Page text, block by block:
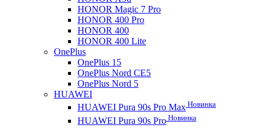
HONOR Magic 7 Pro
HONOR 400 Pro
HONOR 400
HONOR 400 Lite
OnePlus
OnePlus 15
OnePlus Nord CE5
OnePlus Nord 5
HUAWEI
HUAWEI Pura 90s Pro Max Новинка
HUAWEI Pura 90s Pro Новинка